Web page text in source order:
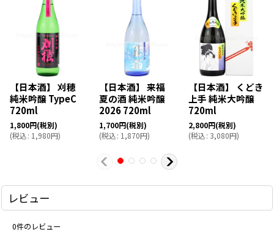
【日本酒】 刈穂
純米吟醸 TypeC
720ml
1,800円(税別)
(税込: 1,980円)
【日本酒】 来福
夏の酒 純米吟醸
2026 720ml
1,700円(税別)
(税込: 1,870円)
【日本酒】 くどき
上手 純米大吟醸
720ml
2,800円(税別)
(税込: 3,080円)
レビュー
0件のレビュー